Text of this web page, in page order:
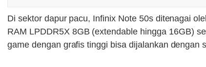
Di sektor dapur pacu, Infinix Note 50s ditenagai
RAM LPDDR5X 8GB (extendable hingga 16GB)
game dengan grafis tinggi bisa dijalankan dengan